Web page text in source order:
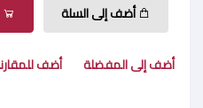
أضف إلى السلة
أضف إلى المفضلة أضف